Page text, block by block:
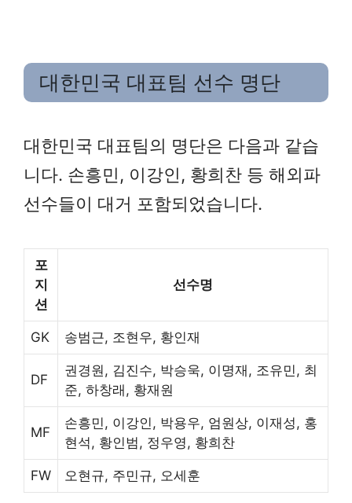
대한민국 대표팀 선수 명단
대한민국 대표팀의 명단은 다음과 같습
니다. 손흥민, 이강인, 황희찬 등 해외파
선수들이 대거 포함되었습니다.
포
지
션
선수명
GK 송범근, 조현우, 황인재
DF
권경원, 김진수, 박승욱, 이명재, 조유민, 최
준, 하창래, 황재원
MF
손흥민, 이강인, 박용우, 엄원상, 이재성, 홍
현석, 황인범, 정우영, 황희찬
FW 오현규, 주민규, 오세훈